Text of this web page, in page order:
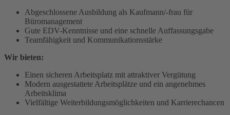
Abgeschlossene Ausbildung als Kaufmann/-frau für
Büromanagement
Gute EDV-Kenntnisse und eine schnelle Auffassungsgabe
Teamfähigkeit und Kommunikationsstärke
Wir bieten:
Einen sicheren Arbeitsplatz mit attraktiver Vergütung
Modern ausgestattete Arbeitsplätze und ein angenehmes
Arbeitsklima
Vielfältige Weiterbildungsmöglichkeiten und Karrierechancen